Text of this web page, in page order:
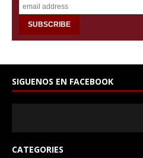
SIGUENOS EN FACEBOOK
CATEGORIES